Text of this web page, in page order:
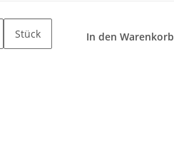
Stück In den Warenkorb